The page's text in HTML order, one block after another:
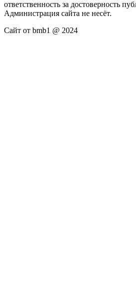
ответственность за достоверность
Администрация сайта не несёт.
Сайт от bmb1 @ 2024